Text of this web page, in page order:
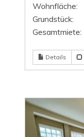
Wohnfläche:
Grundstück:
Gesamtmiete:
Details